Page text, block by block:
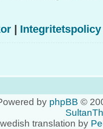
| Integritetspolicy
by phpBB ©
translation by